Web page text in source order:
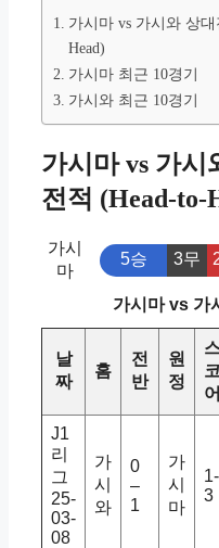
가시마 vs 가시와 상대
Head)
가시마 최근 10경기
가시와 최근 10경기
가시마 vs 가시
전적 (Head-to-
가시
마
5승 3무
가시마 vs 가
날
짜
홈
전
반
원
정
코
어
J1
리
그
25-
03-
08
가
시
와
0
–
1
가
시
마
1-
3